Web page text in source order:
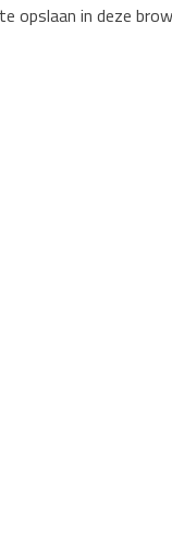
opslaan in deze